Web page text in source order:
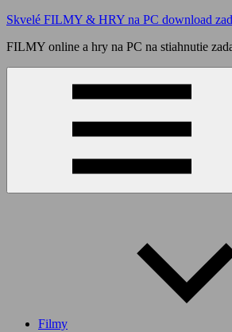
Skip
content
Skvelé FILMY & HRY na PC download
FILMY online a hry na PC na stiahnutie
Filmy